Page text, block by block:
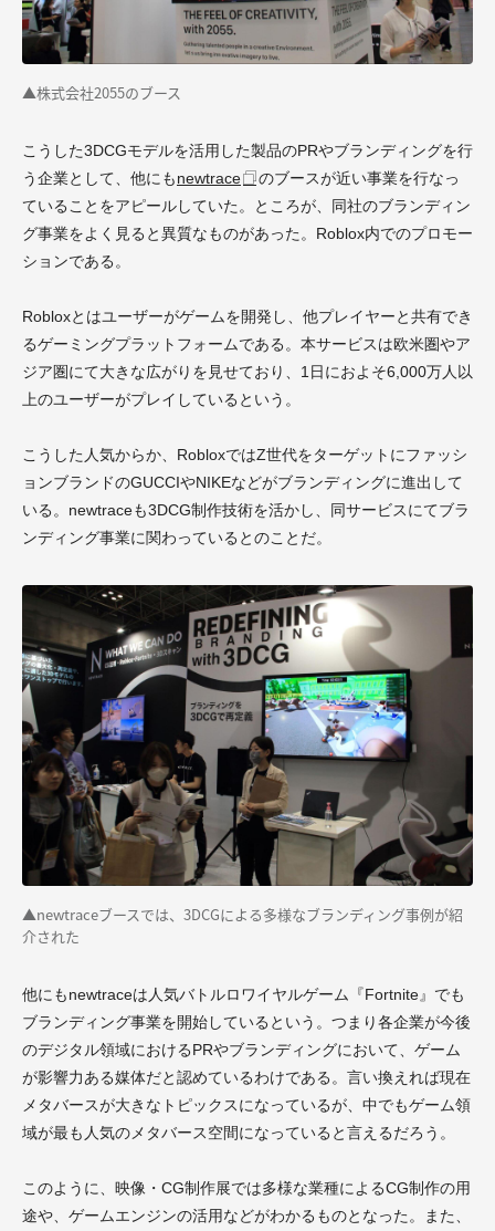
▲株式会社2055のブース
こうした3DCGモデルを活用した製品のPRやブランディングを行
う企業として、他にもnewtrace
のブースが近い事業を行なっ
ていることをアピールしていた。ところが、同社のブランディン
グ事業をよく見ると異質なものがあった。Roblox内でのプロモー
ションである。
Robloxとはユーザーがゲームを開発し、他プレイヤーと共有でき
るゲーミングプラットフォームである。本サービスは欧米圏やア
ジア圏にて大きな広がりを見せており、1日におよそ6,000万人以
上のユーザーがプレイしているという。
こうした人気からか、RobloxではZ世代をターゲットにファッシ
ョンブランドのGUCCIやNIKEなどがブランディングに進出して
いる。newtraceも3DCG制作技術を活かし、同サービスにてブラ
ンディング事業に関わっているとのことだ。
▲newtraceブースでは、3DCGによる多様なブランディング事例が紹
介された
他にもnewtraceは人気バトルロワイヤルゲーム『Fortnite』でも
ブランディング事業を開始しているという。つまり各企業が今後
のデジタル領域におけるPRやブランディングにおいて、ゲーム
が影響力ある媒体だと認めているわけである。言い換えれば現在
メタバースが大きなトピックスになっているが、中でもゲーム領
域が最も人気のメタバース空間になっていると言えるだろう。
このように、映像・CG制作展では多様な業種によるCG制作の用
途や、ゲームエンジンの活用などがわかるものとなった。また、